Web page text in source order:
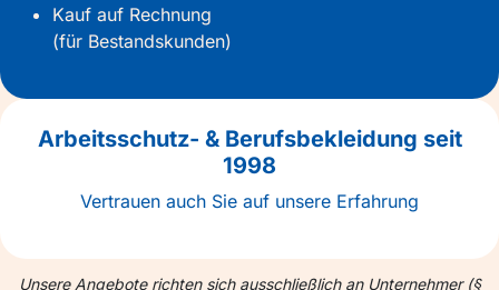
Kauf auf Rechnung
(für Bestandskunden)
Arbeitsschutz- & Berufsbekleidung seit
1998
Vertrauen auch Sie auf unsere Erfahrung
Unsere Angebote richten sich ausschließlich an Unternehmer (§